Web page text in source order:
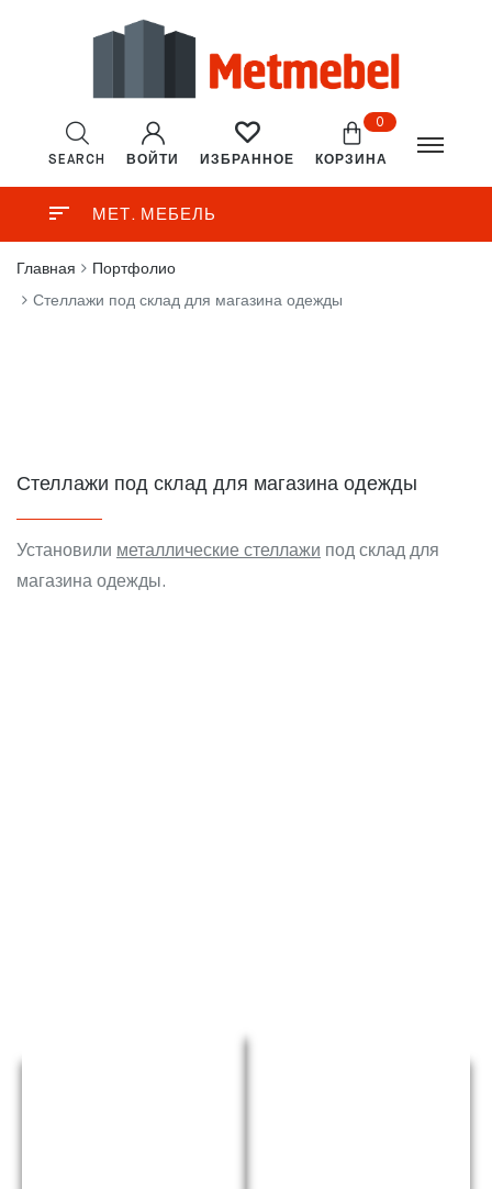
SEARCH ВОЙТИ ИЗБРАННОЕ
0
КОРЗИНА
МЕТ. МЕБЕЛЬ
Главная Портфолио
Стеллажи под склад для магазина одежды
Стеллажи под склад для магазина одежды
Установили металлические стеллажи под склад для
магазина одежды.